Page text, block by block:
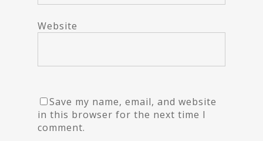
Website
Save my name, email, and website
in this browser for the next time I
comment.